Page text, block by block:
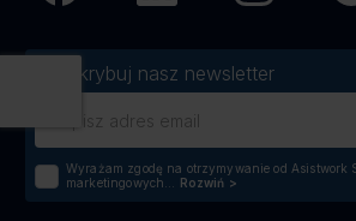
Subskrybuj nasz newsletter
Wyrażam zgodę na otrzymywanie od Asistwork
marketingowych...
Rozwiń >